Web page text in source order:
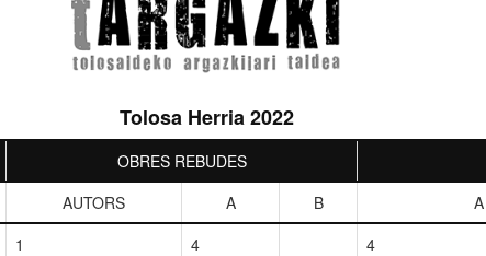
Tolosa Herria 2022
OBRES REBUDES
AUTORS A B A
1
4
4